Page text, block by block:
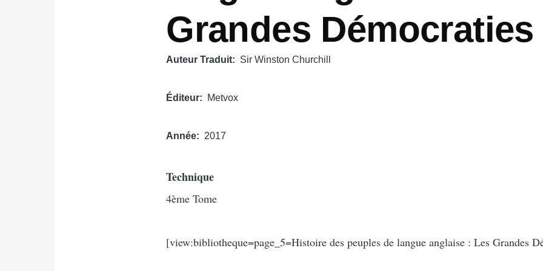
Grandes Démocraties
Auteur Traduit Sir Winston Churchill
Éditeur Metvox
Année 2017
Technique
4ème Tome
[view:bibliotheque=page_5=Histoire des peuples de langue anglaise : Les Grandes